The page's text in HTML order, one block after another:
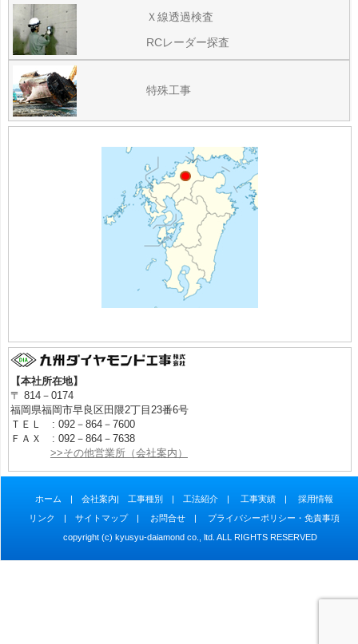
Ｘ線透過検査
RCレーダー探査
特殊工事
【本社所在地】
〒 814－0174
福岡県福岡市早良区田隈2丁目23番6号
ＴＥＬ : 092－864－7600
ＦＡＸ : 092－864－7638
>>その他営業所（会社案内）
ホーム | 会社案内| 工事種別 | 工法紹介 | 工事実績 | 採用情報
リンク
| サイトマップ| お問合せ | プライバシーポリシー・免責事項
copyright (c) kyusyu-daiamond co., ltd. ALL RIGHTS RESERVED